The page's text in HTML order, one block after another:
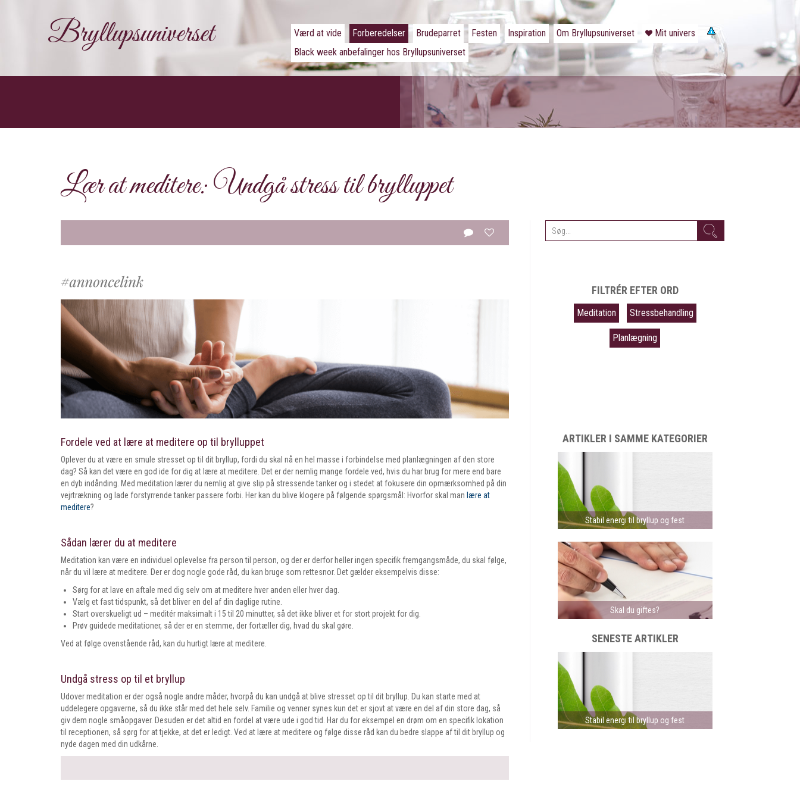
Bryllupsuniverset Værd at vide Forberedelser Brudeparret Festen Inspiration Om Bryllupsuniverset
Mit univers
Black week anbefalinger hos Bryllupsuniverset
Lær at meditere: Undgå stress til brylluppet
Fordele ved at lære at meditere op til brylluppet
Oplever du at være en smule stresset op til dit bryllup, fordi du skal nå en hel masse i forbindelse med planlægningen af den store
dag? Så kan det være en god ide for dig at lære at meditere. Det er der nemlig mange fordele ved, hvis du har brug for mere end bare
en dyb indånding. Med meditation lærer du nemlig at give slip på stressende tanker og i stedet at fokusere din opmærksomhed på din
vejrtrækning og lade forstyrrende tanker passere forbi. Her kan du blive klogere på følgende spørgsmål: Hvorfor skal man lære at
meditere?
Sådan lærer du at meditere
Meditation kan være en individuel oplevelse fra person til person, og der er derfor heller ingen specifik fremgangsmåde, du skal følge,
når du vil lære at meditere. Der er dog nogle gode råd, du kan bruge som rettesnor. Det gælder eksempelvis disse:
Sørg for at lave en aftale med dig selv om at meditere hver anden eller hver dag.
Vælg et fast tidspunkt, så det bliver en del af din daglige rutine.
Start overskueligt ud – meditér maksimalt i 15 til 20 minutter, så det ikke bliver et for stort projekt for dig.
Prøv guidede meditationer, så der er en stemme, der fortæller dig, hvad du skal gøre.
Ved at følge ovenstående råd, kan du hurtigt lære at meditere.
Undgå stress op til et bryllup
Udover meditation er der også nogle andre måder, hvorpå du kan undgå at blive stresset op til dit bryllup. Du kan starte med at
uddelegere opgaverne, så du ikke står med det hele selv. Familie og venner synes kun det er sjovt at være en del af din store dag, så
giv dem nogle småopgaver. Desuden er det altid en fordel at være ude i god tid. Har du for eksempel en drøm om en specifik lokation
til receptionen, så sørg for at tjekke, at det er ledigt. Ved at lære at meditere og følge disse råd kan du bedre slappe af til dit bryllup og
nyde dagen med din udkårne.
FILTRÉR EFTER ORD
Meditation Stressbehandling
Planlægning
ARTIKLER I SAMME KATEGORIER
Stabil energi til bryllup og fest
Skal du giftes?
SENESTE ARTIKLER
Stabil energi til bryllup og fest